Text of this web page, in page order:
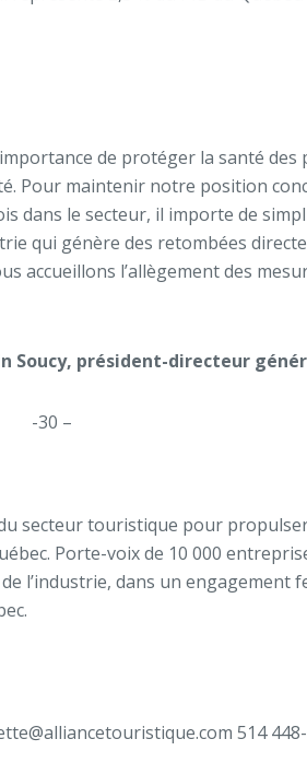
de protéger la santé
Pour maintenir notre position
dans le secteur, il importe de
qui génère des retombées
accueillons l’allègement des
Soucy, président-directeur
-30 –
secteur touristique pour
Porte-voix de 10 000
l’industrie, dans un engagement
514